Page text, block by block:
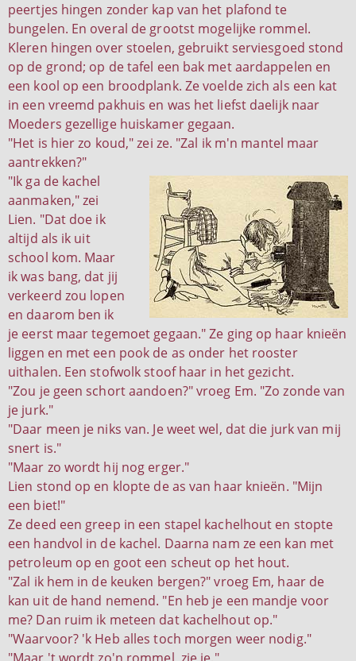
peertjes hingen zonder kap van het plafond te
bungelen. En overal de grootst mogelijke rommel.
Kleren hingen over stoelen, gebruikt serviesgoed stond
op de grond; op de tafel een bak met aardappelen en
een kool op een broodplank. Ze voelde zich als een kat
in een vreemd pakhuis en was het liefst daelijk naar
Moeders gezellige huiskamer gegaan.
"Het is hier zo koud," zei ze. "Zal ik m'n mantel maar
aantrekken?"
"Ik ga de kachel
aanmaken," zei
Lien. "Dat doe ik
altijd als ik uit
school kom. Maar
ik was bang, dat jij
verkeerd zou lopen
en daarom ben ik
je eerst maar tegemoet gegaan." Ze ging op haar knieën
liggen en met een pook de as onder het rooster
uithalen. Een stofwolk stoof haar in het gezicht.
"Zou je geen schort aandoen?" vroeg Em. "Zo zonde van
je jurk."
"Daar meen je niks van. Je weet wel, dat die jurk van mij
snert is."
"Maar zo wordt hij nog erger."
Lien stond op en klopte de as van haar knieën. "Mijn
een biet!"
Ze deed een greep in een stapel kachelhout en stopte
een handvol in de kachel. Daarna nam ze een kan met
petroleum op en goot een scheut op het hout.
"Zal ik hem in de keuken bergen?" vroeg Em, haar de
kan uit de hand nemend. "En heb je een mandje voor
me? Dan ruim ik meteen dat kachelhout op."
"Waarvoor? 'k Heb alles toch morgen weer nodig."